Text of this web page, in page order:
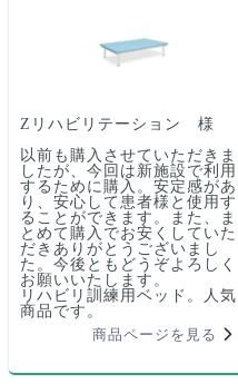
Zリハビリテーション 様
以前も購入させていただきま
したが、今回は新施設で利用
するために購入。安定感があ
り、安心して患者様と使用す
ることができます。また、ま
とめて購入でお安くしていた
だきありがとうございまし
た。今後ともどうぞよろしく
お願いいたします。
リハビリ訓練用ベッド。人気
商品です。
商品ページを見る